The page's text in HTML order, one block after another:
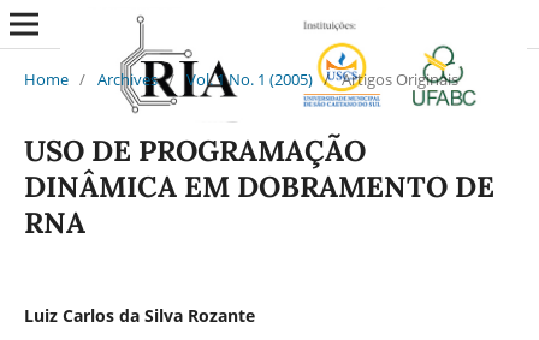
Home / Archives / Vol. 1 No. 1 (2005) / Artigos Originais
USO DE PROGRAMAÇÃO
DINÂMICA EM DOBRAMENTO DE
RNA
Luiz Carlos da Silva Rozante